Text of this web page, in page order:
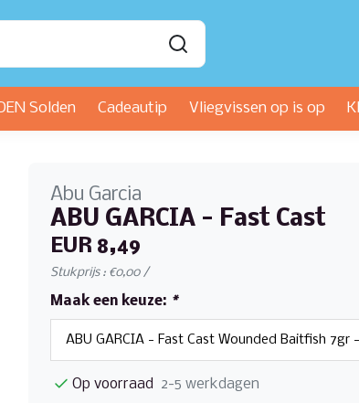
Solden Cadeautip Vliegvissen op is op
Abu Garcia
ABU GARCIA - Fast Cast
EUR 8,49
Stukprijs : €0,00 /
Maak een keuze: *
Op voorraad 2-5 werkdagen